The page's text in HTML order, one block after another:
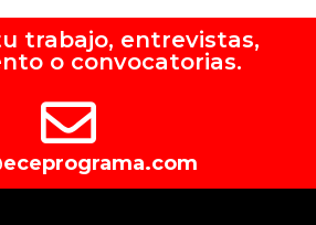
trabajo, entrevistas,
o convocatorias.